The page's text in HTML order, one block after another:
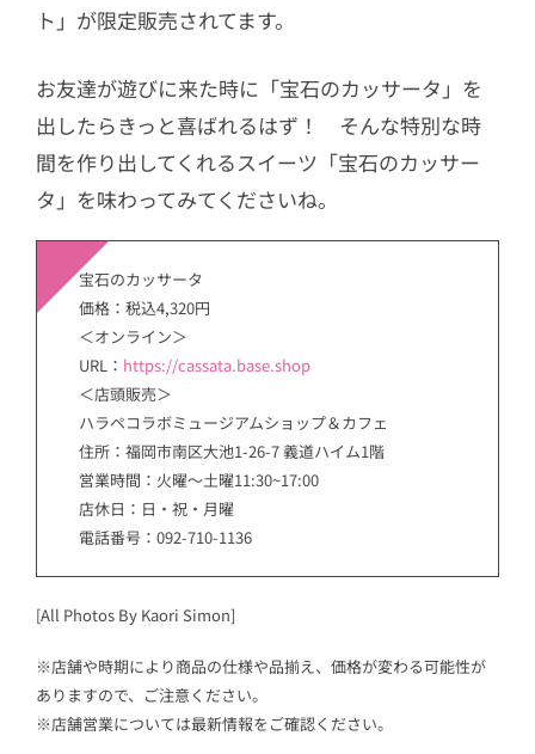
ト」が限定販売されてます。
お友達が遊びに来た時に「宝石のカッサータ」を
出したらきっと喜ばれるはず！ そんな特別な時
間を作り出してくれるスイーツ「宝石のカッサー
タ」を味わってみてくださいね。
宝石のカッサータ
価格：税込​​4,320円
＜オンライン＞
URL： https://cassata.base.shop
＜店頭販売＞
ハラペコラボミュージアムショップ＆カフェ
住所：福岡市南区大池1-26-7 義道ハイム1階
営業時間：火曜～土曜11:30~17:00
店休日：日・祝・月曜
電話番号：092-710-1136
[All Photos By Kaori Simon]
※店舗や時期により商品の仕様や品揃え、価格が変わる可能性が
ありますので、ご注意ください。
※店舗営業については最新情報をご確認ください。